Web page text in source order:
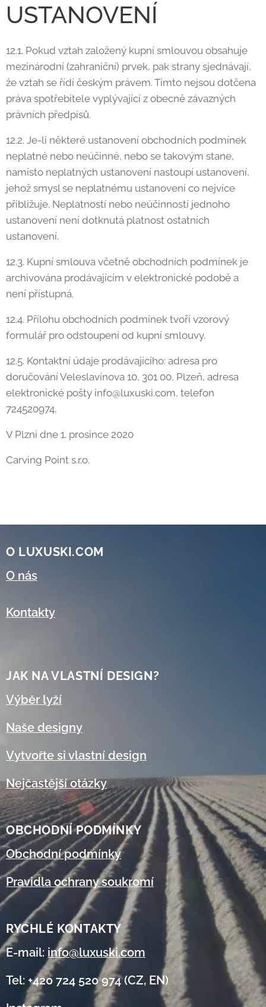
USTANOVENÍ
12.1. Pokud vztah založený kupní smlouvou obsahuje
mezinárodní (zahraniční) prvek, pak strany sjednávají,
že vztah se řídí českým právem. Tímto nejsou dotčena
práva spotřebitele vyplývající z obecně závazných
právních předpisů.
12.2. Je-li některé ustanovení obchodních podmínek
neplatné nebo neúčinné, nebo se takovým stane,
namísto neplatných ustanovení nastoupí ustanovení,
jehož smysl se neplatnému ustanovení co nejvíce
přibližuje. Neplatností nebo neúčinností jednoho
ustanovení není dotknutá platnost ostatních
ustanovení.
12.3. Kupní smlouva včetně obchodních podmínek je
archivována prodávajícím v elektronické podobě a
není přístupná.
12.4. Přílohu obchodních podmínek tvoří vzorový
formulář pro odstoupení od kupní smlouvy.
12.5. Kontaktní údaje prodávajícího: adresa pro
doručování Veleslavínova 10, 301 00, Plzeň, adresa
elektronické pošty info@luxuski.com, telefon
724520974.
V Plzni dne 1. prosince 2020
Carving Point s.r.o.
O LUXUSKI.COM
O nás
Kontakty
JAK NA VLASTNÍ DESIGN?
Výběr lyží
Naše designy
Vytvořte si vlastní design
Nejčastější otázky
OBCHODNÍPODMÍNKY
Obchodní podmínky
Pravidla ochrany soukromí
RYCHLÉ KONTAKTY
E-mail: info@luxuski.com
Tel: +420 724 520 974 (CZ, EN)